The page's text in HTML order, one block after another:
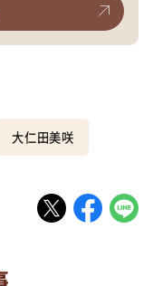
大仁田美咲